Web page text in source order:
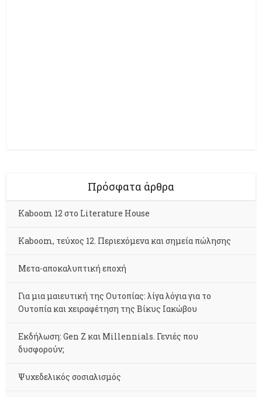
Πρόσφατα άρθρα
Kaboom 12 στο Literature House
Kaboom, τεύχος 12. Περιεχόμενα και σημεία πώλησης
Μετα-αποκαλυπτική εποχή
Για μια μαιευτική της Ουτοπίας: λίγα λόγια για το
Ουτοπία και χειραφέτηση της Βίκυς Ιακώβου
Εκδήλωση: Gen Z και Millennials. Γενιές που
δυσφορούν;
Ψυχεδελικός σοσιαλισμός